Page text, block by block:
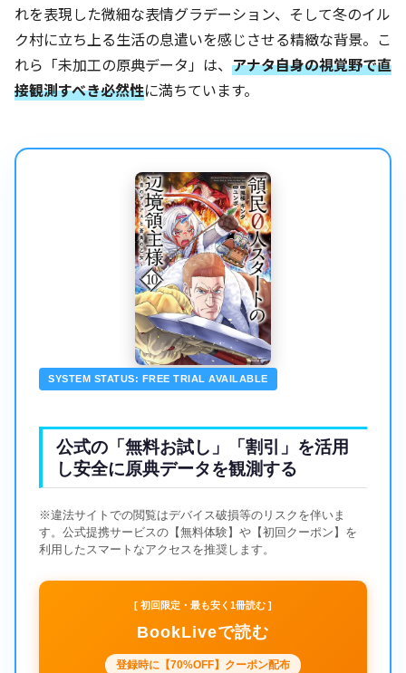
れを表現した微細な表情グラデーション、そして冬のイル
ク村に立ち上る生活の息遣いを感じさせる精緻な背景。こ
れら「未加工の原典データ」は、 アナタ自身の視覚野で直
接観測すべき必然性に満ちています。
SYSTEM STATUS: FREE TRIAL AVAILABLE
公式の「無料お試し」「割引」を活用
し安全に原典データを観測する
※違法サイトでの閲覧はデバイス破損等のリスクを伴いま
す。公式提携サービスの【無料体験】や【初回クーポン】を
利用したスマートなアクセスを推奨します。
[ 初回限定・最も安く1冊読む ]
BookLiveで読む
登録時に【70%OFF】クーポン配布